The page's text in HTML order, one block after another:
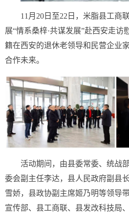
11月20日至22日，米脂县工商
展“情系桑梓·共谋发展”赴西安走访
籍在西安的退休老领导和民营企业
合作未来。
活动期间，由县委常委、统战
委会副主任李达，县人民政府副县
雪娇，县政协副主席姬乃明等领导
宣传部、县工商联、县发改科技局